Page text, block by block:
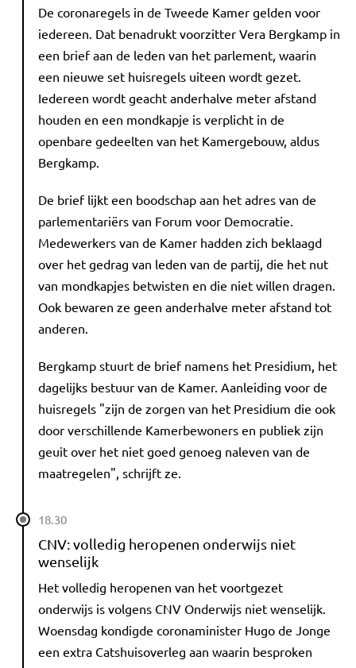
De coronaregels in de Tweede Kamer gelden voor
iedereen. Dat benadrukt voorzitter Vera Bergkamp in
een brief aan de leden van het parlement, waarin
een nieuwe set huisregels uiteen wordt gezet.
Iedereen wordt geacht anderhalve meter afstand
houden en een mondkapje is verplicht in de
openbare gedeelten van het Kamergebouw, aldus
Bergkamp.
De brief lijkt een boodschap aan het adres van de
parlementariërs van Forum voor Democratie.
Medewerkers van de Kamer hadden zich beklaagd
over het gedrag van leden van de partij, die het nut
van mondkapjes betwisten en die niet willen dragen.
Ook bewaren ze geen anderhalve meter afstand tot
anderen.
Bergkamp stuurt de brief namens het Presidium, het
dagelijks bestuur van de Kamer. Aanleiding voor de
huisregels "zijn de zorgen van het Presidium die ook
door verschillende Kamerbewoners en publiek zijn
geuit over het niet goed genoeg naleven van de
maatregelen", schrijft ze.
18.30
CNV: volledig heropenen onderwijs niet
wenselijk
Het volledig heropenen van het voortgezet
onderwijs is volgens CNV Onderwijs niet wenselijk.
Woensdag kondigde coronaminister Hugo de Jonge
een extra Catshuisoverleg aan waarin besproken